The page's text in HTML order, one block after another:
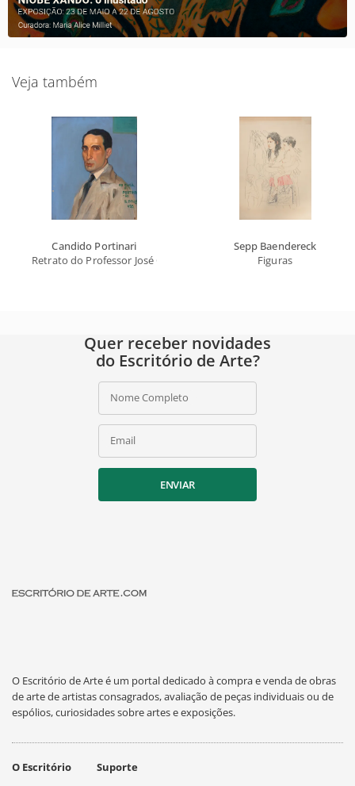
Veja também
Candido Portinari
Retrato do Professor José Cucè
Sepp Baendereck
Figuras
Quer receber novidades
do Escritório de Arte?
Nome Completo
Email
ENVIAR
O Escritório de Arte é um portal dedicado à compra e venda de obras
de arte de artistas consagrados, avaliação de peças individuais ou de
espólios, curiosidades sobre artes e exposições.
O Escritório Suporte